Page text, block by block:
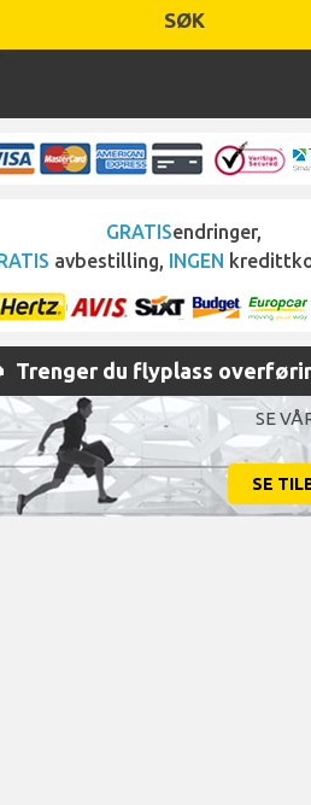
SØK
GRATISendringer,
avbestilling, INGEN
Trenger du flyplass
SE
SE